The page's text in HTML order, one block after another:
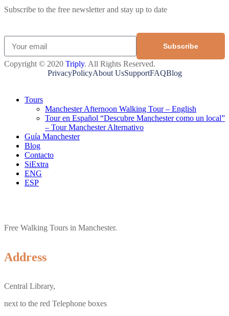
Subscribe to the free newsletter and stay up to date
Subscribe
Copyright © 2020 Triply. All Rights Reserved.
PrivacyPolicyAbout UsSupportFAQBlog
Tours
Manchester Afternoon Walking Tour – English
Tour en Español “Descubre Manchester como un local”
– Tour Manchester Alternativo
Guía Manchester
Blog
Contacto
SiExtra
ENG
ESP
Free Walking Tours in Manchester.
Address
Central Library,
next to the red Telephone boxes